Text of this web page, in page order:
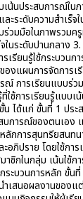
น้นประสบการณ์ใน
ะระดับความสำเร็จ
วมมือในภาพรวมค
ในระดับปานกลาง
รียนรู้ใช้กระบวนก
งแผนการจัดการเ
ณ์ การเรียนแบบร่
ใช้การเรียนรู้แบบเ
ได้แก่ ขั้นที่ 1 ปร
บการณ์ของตนเอง
กการสุนทรียสนทน
อภิปราย โดยใช้กา
ชิกในกลุ่ม เน้นใช้ก
ระบวนการหลัก ขั้น
ำเสนอผลงานของ